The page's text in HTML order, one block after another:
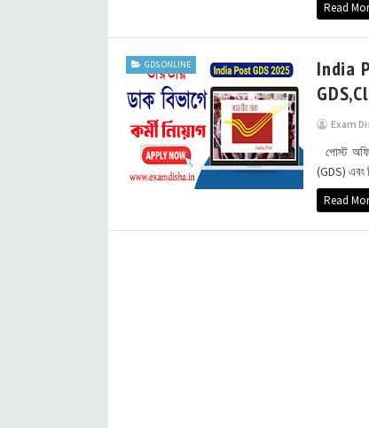
Read
GDS ONLINE
India
Exam
পোস্ট
(GDS) এবং
Read